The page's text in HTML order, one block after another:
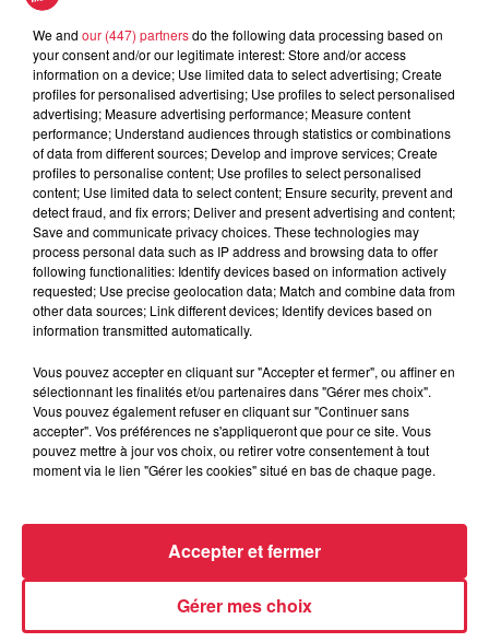
Ajouter à votre calendrier
Date
du
5 décembre 2020 à 0h00
au5 décembre 2020 à 0h00
Lieu COLMAR Stadium (68)
Organisateur
https://www.facebook.com/srcfa/?
ref=page_internal
We and our (447) partnersdo the following data processing based on
your consent and/or our legitimate interest: Store and/or access
information on a device; Use limited data to select advertising; Create
profiles for personalised advertising; Use profiles to select personalised
advertising; Measure advertising performance; Measure content
performance; Understand audiences through statistics or combinations
of data from different sources; Develop and improve services; Create
profiles to personalise content; Use profiles to select personalised
content; Use limited data to select content; Ensure security, prevent and
detect fraud, and fix errors; Deliver and present advertising and content;
Save and communicate privacy choices. These technologies may
process personal data such as IP address and browsing data to offer
following functionalities: Identify devices based on information actively
requested; Use precise geolocation data; Match and combine data from
other data sources; Link different devices; Identify devices based on
information transmitted automatically.
Vous pouvez accepter en cliquant sur "Accepter et fermer", ou affiner en
sélectionnant les finalités et/ou partenaires dans "Gérer mes choix".
Vous pouvez également refuser en cliquant sur "Continuer sans
accepter". Vos préférences ne s'appliqueront que pour ce site. Vous
pouvez mettre à jour vos choix, ou retirer votre consentement à tout
moment via le lien "Gérer les cookies" situé en bas de chaque page.
Gérer mes choix
Accepter et fermer